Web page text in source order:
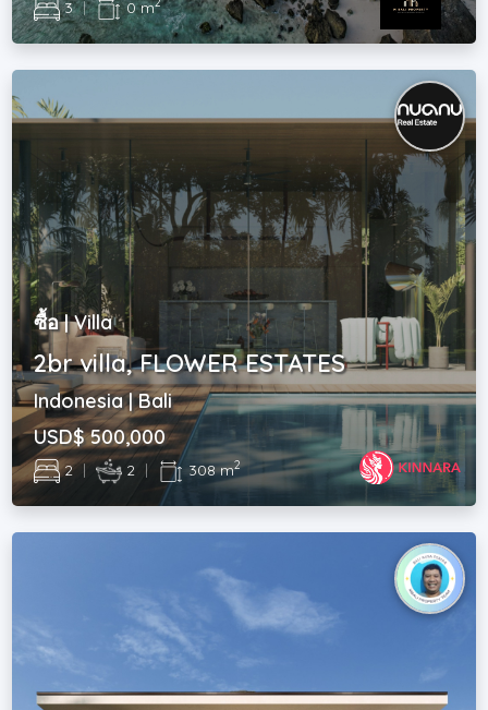
3 | 0 m
ซื้อ | Villa
2br villa, FLOWER ESTATES
Indonesia | Bali
USD$ 500,000
2 | 2 | 308 m2